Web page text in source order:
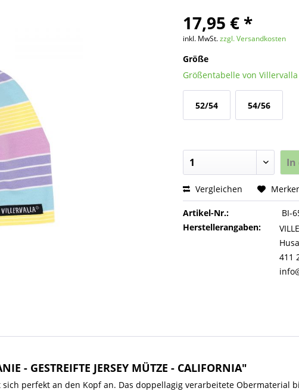
17,95 € *
inkl. MwSt.zzgl. Versandkosten
Größe
Größentabelle von Villervalla
52/54 54/56
In
Vergleichen
Artikel-Nr.:
BI-
Herstellerangaben:
411
GESTREIFTE JERSEY MÜTZE - CALIFORNIA"
perfekt an den Kopf an. Das doppellagig verarbeitete Obermaterial